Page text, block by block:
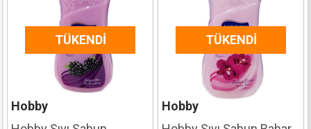
TÜKENDI
Hobby
TÜKENDI
Hobby